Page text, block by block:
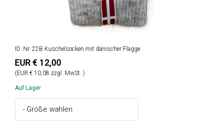
ID: Nr. 22B Kuschelsocken mit dänischer Flagge
EUR € 12,00
(EUR € 10,08 zzgl. MwSt. )
Auf Lager